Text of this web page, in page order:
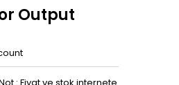
Output